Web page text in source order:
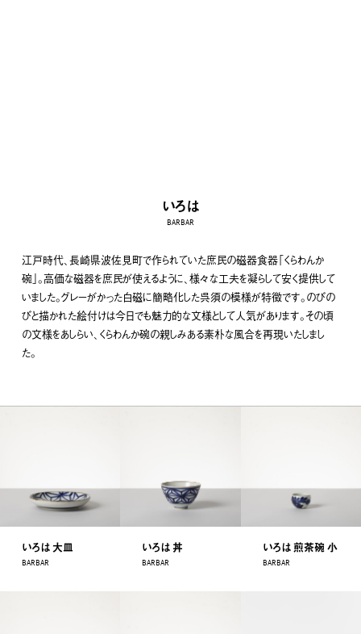
いろは
BARBAR
江戸時代、長崎県波佐見町で作られていた庶民の磁器食器「くらわんか
碗」。高価な磁器を庶民が使えるように、様々な工夫を凝らして安く提供して
いました。グレーがかった白磁に簡略化した呉須の模様が特徴です。のびの
びと描かれた絵付けは今日でも魅力的な文様として人気があります。その頃
の文様をあしらい、くらわんか碗の親しみある素朴な風合を再現いたしまし
た。
いろは 大皿
BARBAR
いろは 丼
BARBAR
いろは 煎茶碗 小
BARBAR